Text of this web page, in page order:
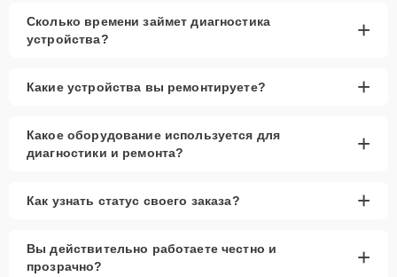
Сколько времени займет диагностика
устройства?
+
Какие устройства вы ремонтируете? +
Какое оборудование используется для
диагностики и ремонта?
+
Как узнать статус своего заказа? +
Вы действительно работаете честно и
прозрачно?
+